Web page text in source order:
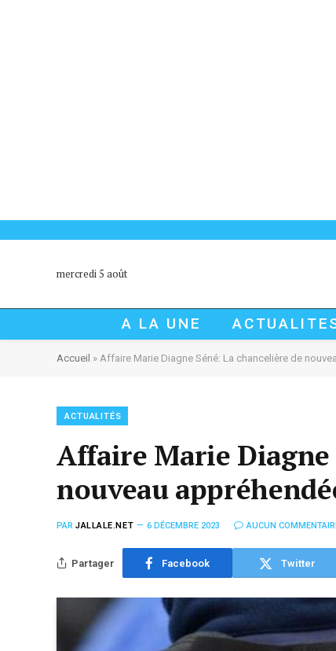
mercredi 5 août
A LA UNE
Accueil » Affaire Marie Diagne Séné: La chancelière de
ACTUALITÉS
Affaire Marie Diagne
nouveau
PAR JALLALE.NET 6 DÉCEMBRE 2023 AUCUN
Partager Facebook Twitter